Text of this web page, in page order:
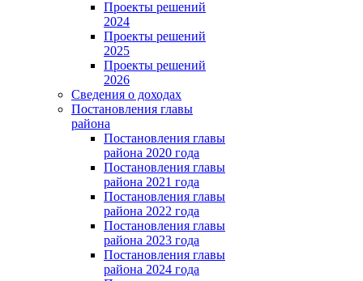
Проекты решений
2024
Проекты решений
2025
Проекты решений
2026
Сведения о доходах
Постановления главы
района
Постановления главы
района 2020 года
Постановления главы
района 2021 года
Постановления главы
района 2022 года
Постановления главы
района 2023 года
Постановления главы
района 2024 года